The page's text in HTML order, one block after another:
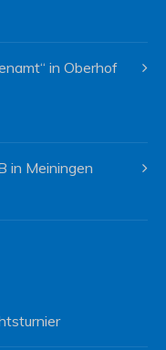
in Oberhof
in Meiningen